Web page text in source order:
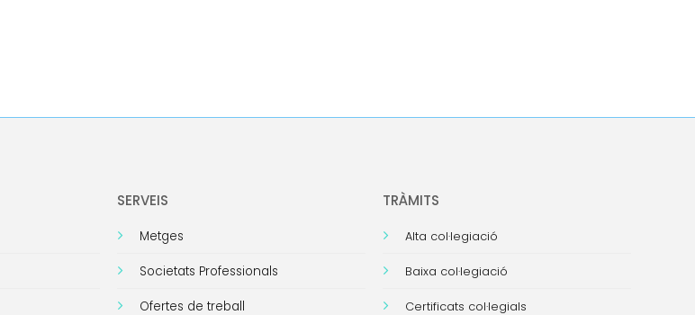
SERVEIS
Metges
Societats Professionals
Ofertes de treball
TRÀMITS
Alta col·legiació
Baixa col·legiació
Certificats col·legials